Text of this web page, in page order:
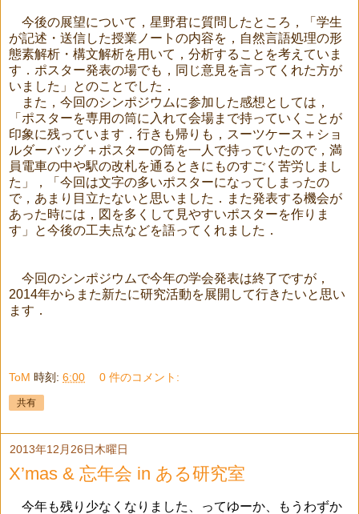
今後の展望について，星野君に質問したところ，「学生
が記述・送信した授業ノートの内容を，自然言語処理の形
態素解析・構文解析を用いて，分析することを考えていま
す．ポスター発表の場でも，同じ意見を言ってくれた方が
いました」とのことでした．
また，今回のシンポジウムに参加した感想としては，
「ポスターを専用の筒に入れて会場まで持っていくことが
印象に残っています．行きも帰りも，スーツケース＋ショ
ルダーバッグ＋ポスターの筒を一人で持っていたので，満
員電車の中や駅の改札を通るときにものすごく苦労しまし
た」，「今回は文字の多いポスターになってしまったの
で，あまり目立たないと思いました．また発表する機会が
あった時には，図を多くして見やすいポスターを作りま
す」と今後の工夫点などを語ってくれました．
今回のシンポジウムで今年の学会発表は終了ですが，
2014年からまた新たに研究活動を展開して行きたいと思い
ます．
ToM 時刻: 6:00 0 件のコメント:
共有
2013年12月26日木曜日
X’mas & 忘年会 in ある研究室
今年も残り少なくなりました、ってゆーか、もうわずか